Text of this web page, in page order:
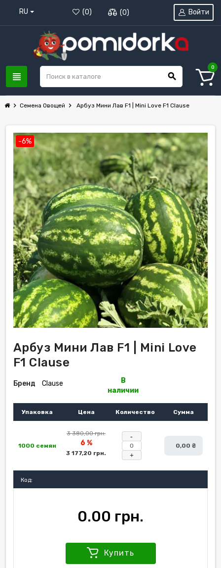
RU (0) (0)
view_headline search
Войти
0
chevron_right Семена Овощей chevron_right Арбуз Мини Лав F1 | Mini Love F1 Clause
-6%
Арбуз Мини Лав F1 | Mini Love
F1 Clause
Бренд Clause
В
наличии
Упаковка Цена Количество Сумма
1000 семян
3 380,00 грн.
6 %
3 177,20 грн. +
0,00 ₴
Код:
0.00 грн.
Купить